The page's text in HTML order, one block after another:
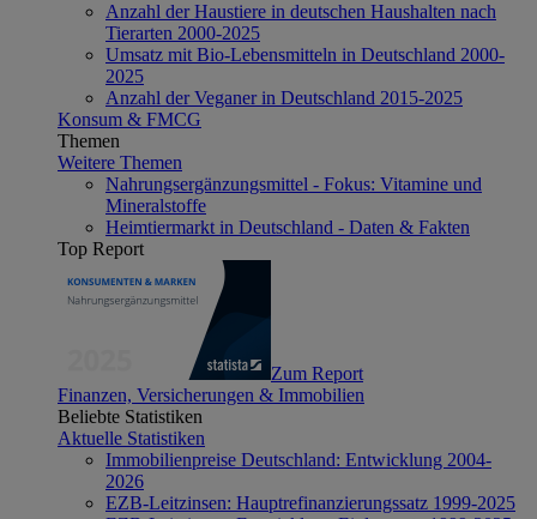
Anzahl der Haustiere in deutschen Haushalten nach
Tierarten 2000-2025
Umsatz mit Bio-Lebensmitteln in Deutschland 2000-
2025
Anzahl der Veganer in Deutschland 2015-2025
Konsum & FMCG
Themen
Weitere Themen
Nahrungsergänzungsmittel - Fokus: Vitamine und
Mineralstoffe
Heimtiermarkt in Deutschland - Daten & Fakten
Top Report
Zum Report
Finanzen, Versicherungen & Immobilien
Beliebte Statistiken
Aktuelle Statistiken
Immobilienpreise Deutschland: Entwicklung 2004-
2026
EZB-Leitzinsen: Hauptrefinanzierungssatz 1999-2025